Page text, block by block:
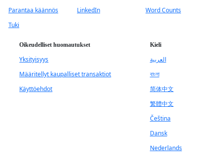
Parantaa käännös
Tuki
LinkedIn
Word Counts
Oikeudelliset huomautukset
Yksityisyys
Määritellyt kaupalliset transaktiot
Käyttöehdot
Kieli
العربية
বাংলা
简体中文
繁體中文
Čeština
Dansk
Nederlands